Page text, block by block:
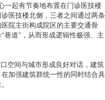
起有节奏地布置在门诊医技楼
医技楼北侧，三者之间通过两条
院主街构成院区的主要交通骨
巷道”，从而形成逻辑性极强、主
空间与城市形成良好对话，建筑
加强建筑群统一性的同时结合具